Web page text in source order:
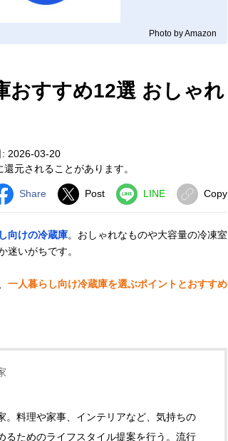
Photo by Amazon
おすすめ12選 おしゃれ
: 2026-03-20
元されることがあります。
Share Post LINE Copy
向けの冷蔵庫。おしゃれなものや大容量の冷凍室
いがちです。
一人暮らし向け冷蔵庫を選ぶポイントとおすすめ
。料理や家事、インテリアなど、気持ちの
るためのライフスタイル提案を行う。流行